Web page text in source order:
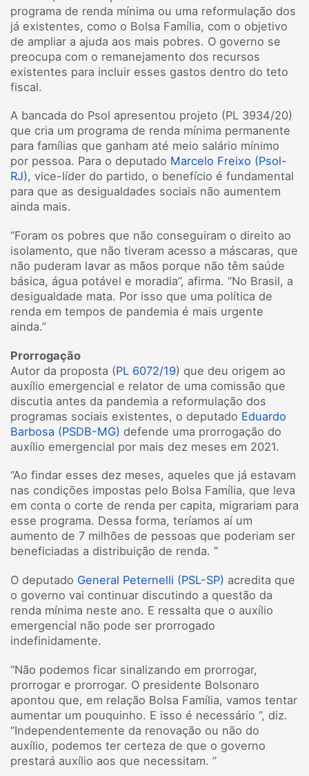
programa de renda mínima ou uma reformulação dos
já existentes, como o Bolsa Família, com o objetivo
de ampliar a ajuda aos mais pobres. O governo se
preocupa com o remanejamento dos recursos
existentes para incluir esses gastos dentro do teto
fiscal.
A bancada do Psol apresentou projeto (PL 3934/20)
que cria um programa de renda mínima permanente
para famílias que ganham até meio salário mínimo
por pessoa. Para o deputado Marcelo Freixo (Psol-
RJ), vice-líder do partido, o benefício é fundamental
para que as desigualdades sociais não aumentem
ainda mais.
“Foram os pobres que não conseguiram o direito ao
isolamento, que não tiveram acesso a máscaras, que
não puderam lavar as mãos porque não têm saúde
básica, água potável e moradia”, afirma. “No Brasil, a
desigualdade mata. Por isso que uma política de
renda em tempos de pandemia é mais urgente
ainda.”
Prorrogação
Autor da proposta (PL 6072/19) que deu origem ao
auxílio emergencial e relator de uma comissão que
discutia antes da pandemia a reformulação dos
programas sociais existentes, o deputado Eduardo
Barbosa (PSDB-MG) defende uma prorrogação do
auxílio emergencial por mais dez meses em 2021.
“Ao findar esses dez meses, aqueles que já estavam
nas condições impostas pelo Bolsa Família, que leva
em conta o corte de renda per capita, migrariam para
esse programa. Dessa forma, teríamos aí um
aumento de 7 milhões de pessoas que poderiam ser
beneficiadas a distribuição de renda. ”
O deputado General Peternelli (PSL-SP) acredita que
o governo vai continuar discutindo a questão da
renda mínima neste ano. E ressalta que o auxílio
emergencial não pode ser prorrogado
indefinidamente.
“Não podemos ficar sinalizando em prorrogar,
prorrogar e prorrogar. O presidente Bolsonaro
apontou que, em relação Bolsa Família, vamos tentar
aumentar um pouquinho. E isso é necessário ”, diz.
“Independentemente da renovação ou não do
auxílio, podemos ter certeza de que o governo
prestará auxílio aos que necessitam. ”